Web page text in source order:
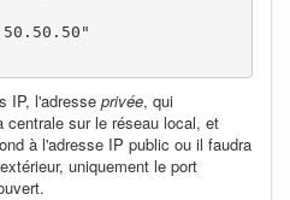
IP, l'adresse privée, qui
centrale sur le réseau local, et
à l'adresse IP public ou il faudra
uniquement le port